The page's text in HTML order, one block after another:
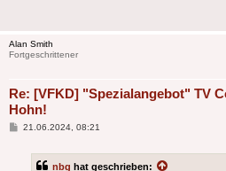
Alan Smith
Fortgeschrittener
Re: [VFKD] "Spezialangebot" TV
Hohn!
Beitrag
21.06.2024, 08:21
nbg hat geschrieben: